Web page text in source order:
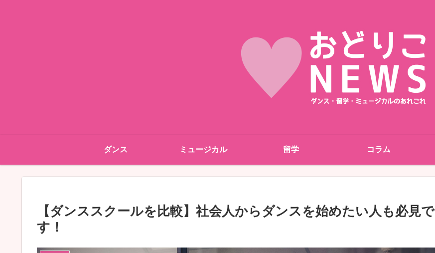
ダンス ミュージカル 留学 コラム
【ダンススクールを比較】社会人からダンスを始めたい人も必見で
す！